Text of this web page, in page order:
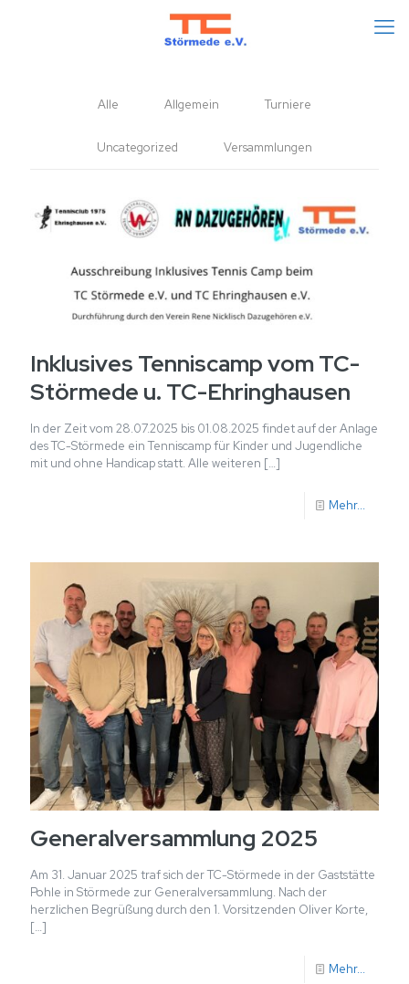
Alle Allgemein Turniere
Uncategorized Versammlungen
Inklusives Tenniscamp vom TC-
Störmede u. TC-Ehringhausen
In der Zeit vom 28.07.2025 bis 01.08.2025 findet auf der Anlage
des TC-Störmede ein Tenniscamp für Kinder und Jugendliche
mit und ohne Handicap statt. Alle weiteren […]
Mehr...
Generalversammlung 2025
Am 31. Januar 2025 traf sich der TC-Störmede in der Gaststätte
Pohle in Störmede zur Generalversammlung. Nach der
herzlichen Begrüßung durch den 1. Vorsitzenden Oliver Korte,
[…]
Mehr...